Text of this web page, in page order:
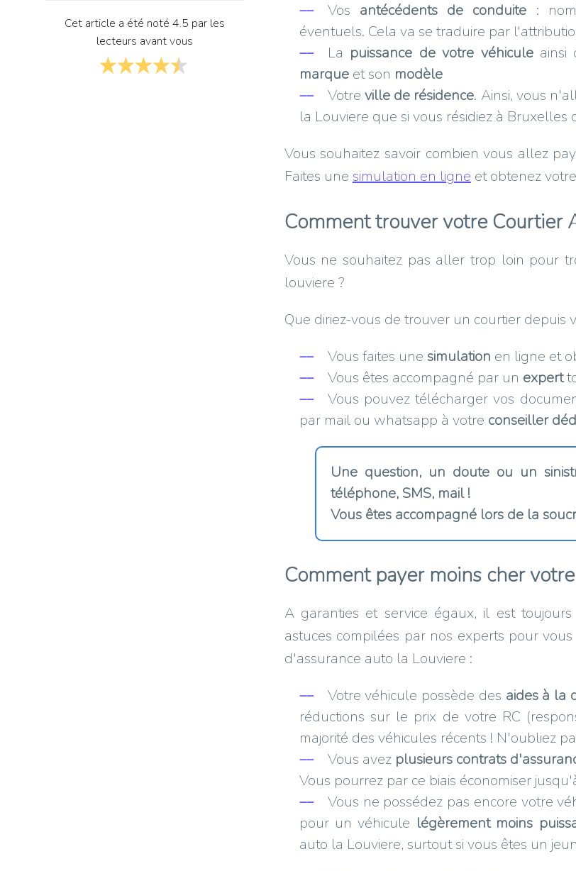
Cet article a été noté 4.5 par les
lecteurs avant vous
Vos antécédents de conduite :
éventuels. Cela va se traduire par
La puissance de votre véhiculeainsi
marqueet son modèle
Votreville de résidence. Ainsi, vous
la Louviere que si vous résidiez à Bruxelles
Vous souhaitez savoir combien vous allez
Faites une simulation en ligne et obtenez votre
Comment trouver votre Courtier
Vous ne souhaitez pas aller trop loin pour
louviere ?
Que diriez-vous de trouver un courtier depuis
Vous faites une simulation en ligne et
Vous êtes accompagné par un expert
Vous pouvez télécharger vos
par mail ou whatsapp à votre conseiller
Une question, un doute ou un
téléphone, SMS, mail !
Vous êtes accompagné lors de la
Comment payer moins cher
A garanties et service égaux, il est
astuces compilées par nos experts pour
d'assurance auto la Louviere :
Votre véhicule possède des aides à la
réductions sur le prix de votre RC
majorité des véhicules récents ! N'oubliez
Vous avez plusieurs contrats
Vous pourrez par ce biais économiser
Vous ne possédez pas encore votre
pour un véhicule légèrement moins
auto la Louviere, surtout si vous êtes un